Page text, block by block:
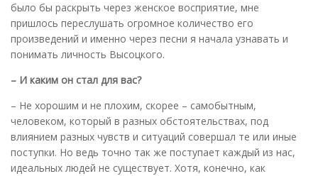
было бы раскрыть через женское восприятие, мне
пришлось переслушать огромное количество его
произведений и именно через песни я начала узнавать и
понимать личность Высоцкого.
– И каким он стал для вас?
– Не хорошим и не плохим, скорее – самобытным,
человеком, который в разных обстоятельствах, под
влиянием разных чувств и ситуаций совершал те или иные
поступки. Но ведь точно так же поступает каждый из нас,
идеальных людей не существует. Хотя, конечно, как